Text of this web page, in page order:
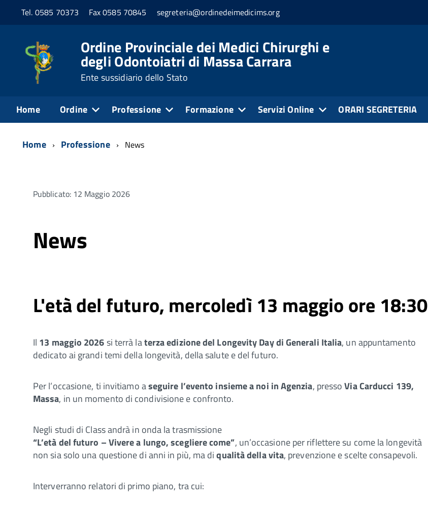
Tel. 0585 70373 Fax 0585 70845 segreteria@ordinedeimedicims.org
Ordine Provinciale dei Medici Chirurghi e
degli Odontoiatri di Massa Carrara
Ente sussidiario dello Stato
Home Ordine Professione Formazione Servizi Online ORARI SEGRETERIA
Home Professione News
Pubblicato: 12 Maggio 2026
News
L'età del futuro, mercoledì 13 maggio ore 18:30
Il 13 maggio 2026si terrà laterza edizione del Longevity Day di Generali Italia, un appuntamento
dedicato ai grandi temi della longevità, della salute e del futuro.
Per l’occasione, ti invitiamo aseguire l’evento insieme a noi in Agenzia, pressoVia Carducci 139,
Massa, in un momento di condivisione e confronto.
Negli studi di Class andrà in onda la trasmissione
“L’età del futuro – Vivere a lungo, scegliere come”, un’occasione per riflettere su come la longevità
non sia solo una questione di anni in più, ma diqualità della vita, prevenzione e scelte consapevoli.
Interverranno relatori di primo piano, tra cui: